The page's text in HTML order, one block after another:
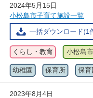
2024年5月15日
小松島市子育て施設一覧
一括ダウンロード(1
くらし・教育 小松島市
幼稚園 保育所 保育
2023年8月4日